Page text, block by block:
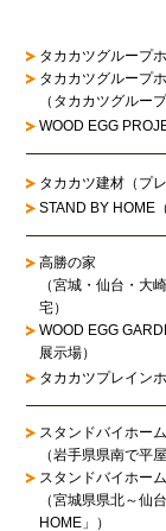
タカカツグループ
タカカツグループ
（タカカツグルー
WOOD EGG
タカカツ建材（プ
STAND BY HOME
高勝の家
（宮城・仙台・大
宅）
WOOD EGG
展示場）
タカカツプレイン
スタンドバイホー
（岩手県県南で平
スタンドバイホー
（宮城県県北～仙
HOME」）